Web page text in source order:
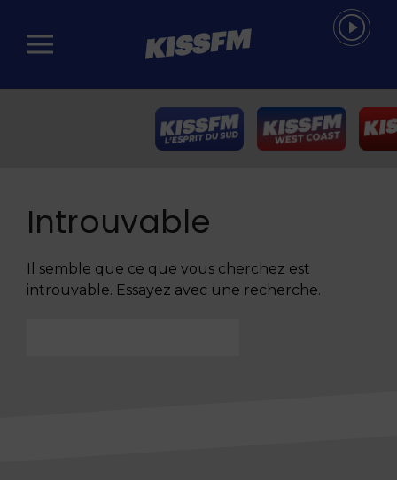
Passer au contenu principal
Introuvable
Il semble que ce que vous cherchez est
introuvable. Essayez avec une recherche.